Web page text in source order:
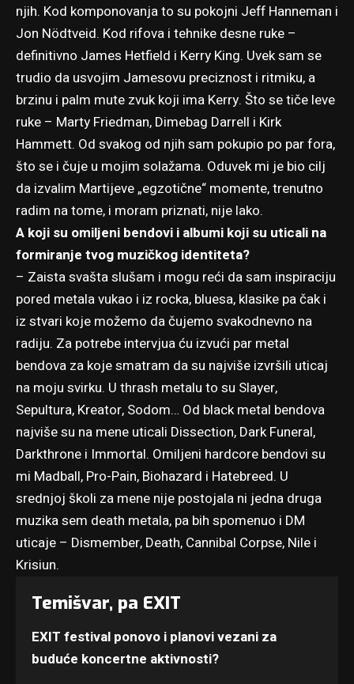
njih. Kod komponovanja to su pokojni Jeff Hanneman i
Jon Nödtveid. Kod rifova i tehnike desne ruke –
definitivno James Hetfield i Kerry King. Uvek sam se
trudio da usvojim Jamesovu preciznost i ritmiku, a
brzinu i palm mute zvuk koji ima Kerry. Što se tiče leve
ruke – Marty Friedman, Dimebag Darrell i Kirk
Hammett. Od svakog od njih sam pokupio po par fora,
što se i čuje u mojim solažama. Oduvek mi je bio cilj
da izvalim Martijeve „egzotične“ momente, trenutno
radim na tome, i moram priznati, nije lako.
A koji su omiljeni bendovi i albumi koji su uticali na
formiranje tvog muzičkog identiteta?
– Zaista svašta slušam i mogu reći da sam inspiraciju
pored metala vukao i iz rocka, bluesa, klasike pa čak i
iz stvari koje možemo da čujemo svakodnevno na
radiju. Za potrebe intervjua ću izvući par metal
bendova za koje smatram da su najviše izvršili uticaj
na moju svirku. U thrash metalu to su Slayer,
Sepultura, Kreator, Sodom… Od black metal bendova
najviše su na mene uticali Dissection, Dark Funeral,
Darkthrone i Immortal. Omiljeni hardcore bendovi su
mi Madball, Pro-Pain, Biohazard i Hatebreed. U
srednjoj školi za mene nije postojala ni jedna druga
muzika sem death metala, pa bih spomenuo i DM
uticaje – Dismember, Death, Cannibal Corpse, Nile i
Krisiun.
Temišvar, pa EXIT
EXIT festival ponovo i planovi vezani za
buduće koncertne aktivnosti?